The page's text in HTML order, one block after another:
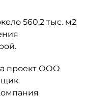
560,2 тыс. м2
проект ООО